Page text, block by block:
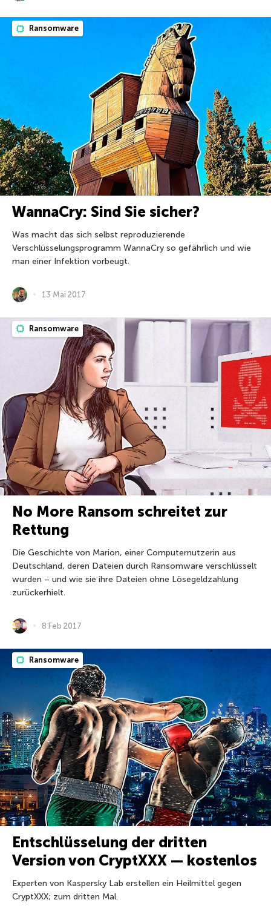
Ransomware
WannaCry: Sind Sie sicher?
Was macht das sich selbst reproduzierende
Verschlüsselungsprogramm WannaCry so gefährlich und wie
man einer Infektion vorbeugt.
13 Mai 2017
Ransomware
No More Ransom schreitet zur
Rettung
Die Geschichte von Marion, einer Computernutzerin aus
Deutschland, deren Dateien durch Ransomware verschlüsselt
wurden – und wie sie ihre Dateien ohne Lösegeldzahlung
zurückerhielt.
8 Feb 2017
Ransomware
Entschlüsselung der dritten
Version von CryptXXX — kostenlos
Experten von Kaspersky Lab erstellen ein Heilmittel gegen
CryptXXX; zum dritten Mal.